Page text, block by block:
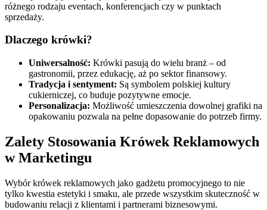
różnego rodzaju eventach, konferencjach czy w punktach
sprzedaży.
Dlaczego krówki?
Uniwersalność: Krówki pasują do wielu branż – od
gastronomii, przez edukację, aż po sektor finansowy.
Tradycja i sentyment: Są symbolem polskiej kultury
cukierniczej, co buduje pozytywne emocje.
Personalizacja: Możliwość umieszczenia dowolnej grafiki na
opakowaniu pozwala na pełne dopasowanie do potrzeb firmy.
Zalety Stosowania Krówek Reklamowych
w Marketingu
Wybór krówek reklamowych jako gadżetu promocyjnego to nie
tylko kwestia estetyki i smaku, ale przede wszystkim skuteczność w
budowaniu relacji z klientami i partnerami biznesowymi.